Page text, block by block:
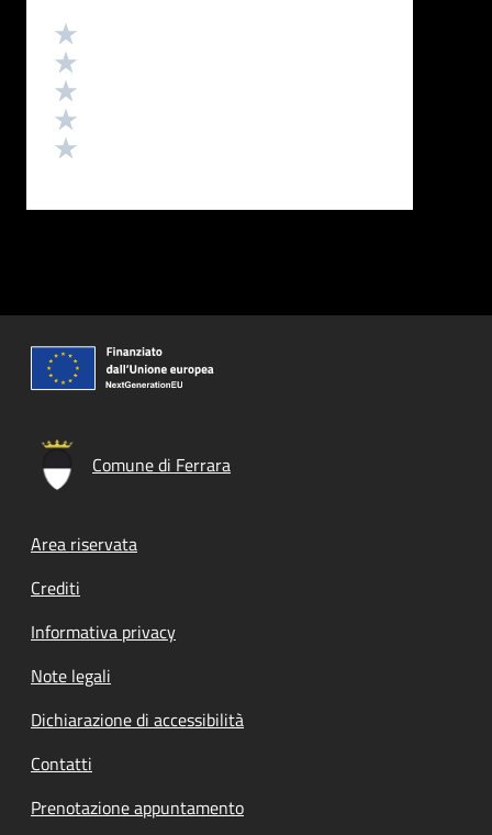
Valutazione
Comune di Ferrara
Footer menu
Area riservata
Crediti
Informativa privacy
Note legali
Dichiarazione di accessibilità
Contatti
Prenotazione appuntamento